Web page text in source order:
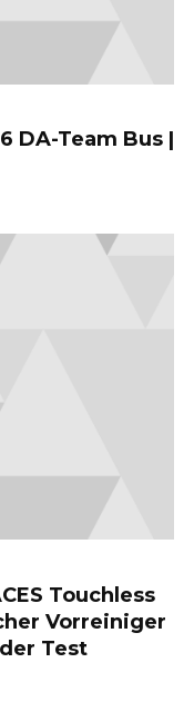
DA-Team Bus |
Touchless
Vorreiniger
Test